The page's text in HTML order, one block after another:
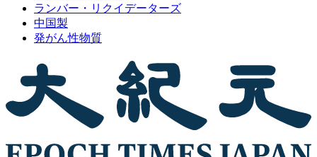
ランバー・リクイデーターズ
中国製
発がん性物質